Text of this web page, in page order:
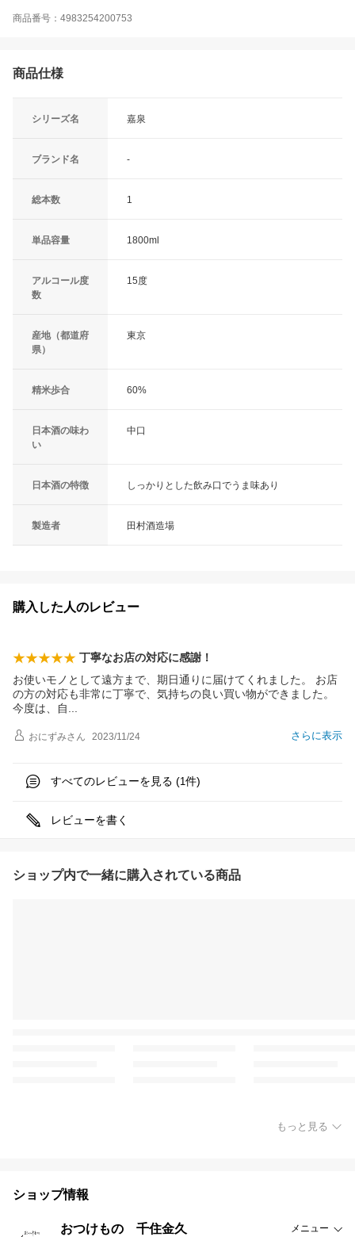
商品番号：4983254200753
商品仕様
シリーズ名 嘉泉
ブランド名 -
総本数 1
単品容量 1800ml
アルコール度
数
15度
産地（都道府
県）
東京
精米歩合 60%
日本酒の味わ
い
中口
日本酒の特徴 しっかりとした飲み口でうま味あり
製造者 田村酒造場
購入した人のレビュー
丁寧なお店の対応に感謝！
お使いモノとして遠方まで、期日通りに届けてくれました。 お店
の方の対応も非常に丁寧で、気持ちの良い買い物ができました。
今度は、
自
さらに表示
おにずみさん 2023/11/24
すべてのレビューを見る (1件)
レビューを書く
ショップ内で一緒に購入されている商品
もっと見る
ショップ情報
おつけもの 千住金久 メニュー